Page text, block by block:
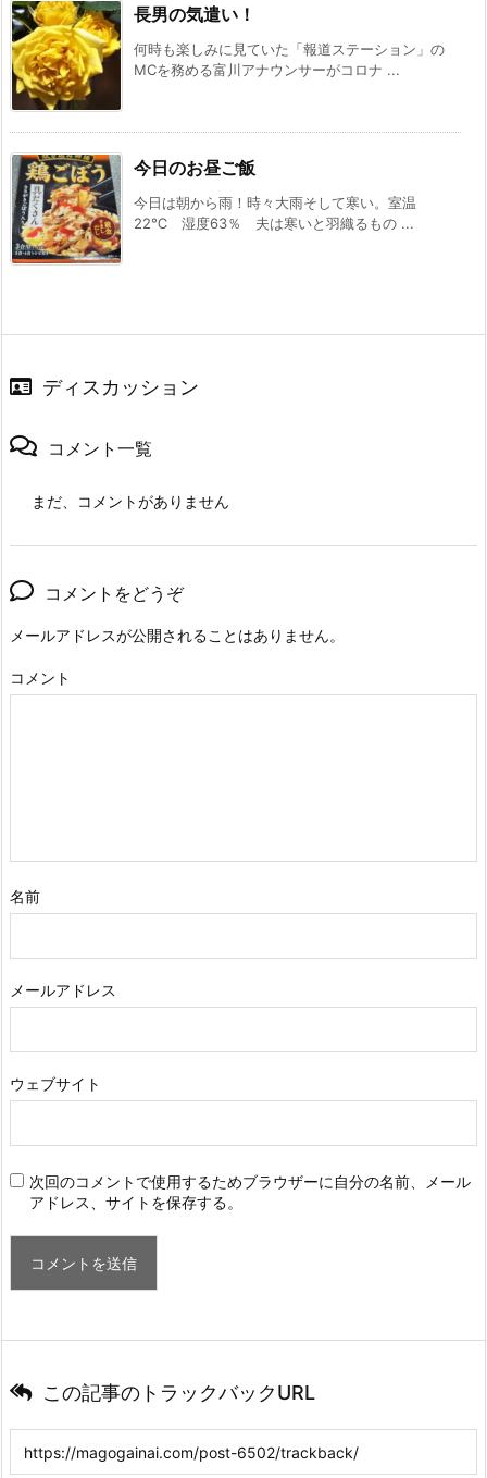
長男の気遣い！
何時も楽しみに見ていた「報道ステーション」の
MCを務める富川アナウンサーがコロナ ...
今日のお昼ご飯
今日は朝から雨！時々大雨そして寒い。室温
22℃ 湿度63％ 夫は寒いと羽織るもの ...
ディスカッション
コメント一覧
まだ、コメントがありません
コメントをどうぞ
メールアドレスが公開されることはありません。
コメント
名前
メールアドレス
ウェブサイト
次回のコメントで使用するためブラウザーに自分の名前、メール
アドレス、サイトを保存する。
この記事のトラックバックURL